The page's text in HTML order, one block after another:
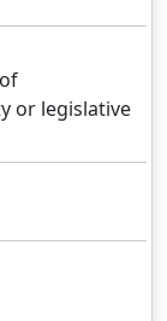
or legislative